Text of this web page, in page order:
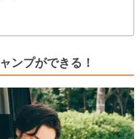
ンプができる！